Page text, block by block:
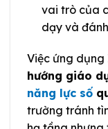
vai trò của
dạy và
Việc ứng dụng
hướng giáo
năng lực số
trường tránh